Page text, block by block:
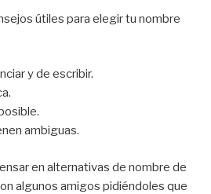
útiles para elegir tu nombre
y de escribir.
ambiguas.
en alternativas de nombre de
algunos amigos pidiéndoles que